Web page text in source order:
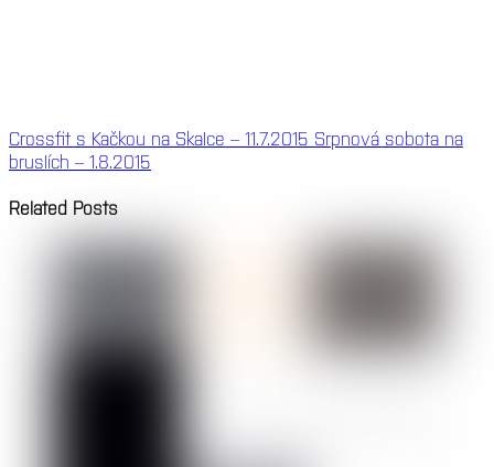
Crossfit s Kačkou na Skalce – 11.7.2015 Srpnová sobota na
bruslích – 1.8.2015
Related Posts